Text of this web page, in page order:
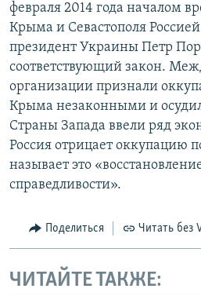
февраля 2014 года началом
Крыма и Севастополя
президент Украины Петр
соответствующий закон.
организации признали
Крыма незаконными и
Страны Запада ввели ряд
Россия отрицает оккупацию
называет это
справедливости».
Поделиться Читать без
ЧИТАЙТЕ ТАКЖЕ: